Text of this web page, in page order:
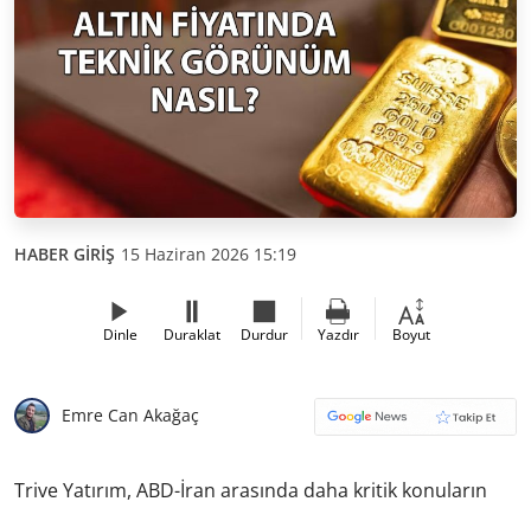
HABER GİRİŞ 15 Haziran 2026 15:19
Dinle Duraklat Durdur Yazdır Boyut
Emre Can Akağaç
Trive Yatırım, ABD-İran arasında daha kritik konuların